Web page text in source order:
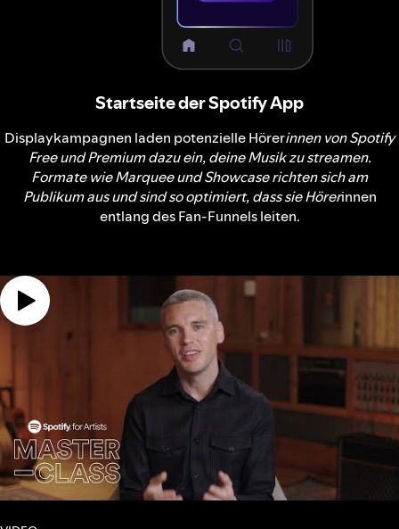
Startseite der Spotify App
Displaykampagnen laden potenzielle Hörerinnen von Spotify
Free und Premium dazu ein, deine Musik zu streamen.
Formate wie Marquee und Showcase richten sich am
Publikum aus und sind so optimiert, dass sie Hörerinnen
entlang des Fan-Funnels leiten.